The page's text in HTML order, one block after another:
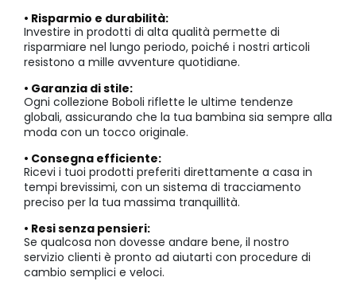
• Risparmio e durabilità:
Investire in prodotti di alta qualità permette di
risparmiare nel lungo periodo, poiché i nostri articoli
resistono a mille avventure quotidiane.
• Garanzia di stile:
Ogni collezione Boboli riflette le ultime tendenze
globali, assicurando che la tua bambina sia sempre alla
moda con un tocco originale.
• Consegna efficiente:
Ricevi i tuoi prodotti preferiti direttamente a casa in
tempi brevissimi, con un sistema di tracciamento
preciso per la tua massima tranquillità.
• Resi senza pensieri:
Se qualcosa non dovesse andare bene, il nostro
servizio clienti è pronto ad aiutarti con procedure di
cambio semplici e veloci.